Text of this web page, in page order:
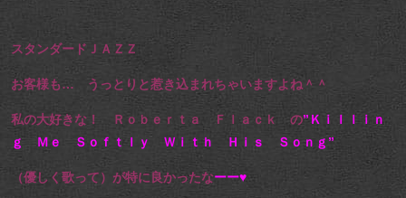
スタンダードＪＡＺＺ
お客様も… うっとりと惹き込まれちゃいますよね＾＾
私の大好きな！ Ｒｏｂｅｒｔａ Ｆｌａｃｋ の”Ｋｉｌｌｉｎ
ｇ Ｍｅ Ｓｏｆｔｌｙ Ｗｉｔｈ Ｈｉｓ Ｓｏｎｇ”
（優しく歌って）が特に良かったなーー♥